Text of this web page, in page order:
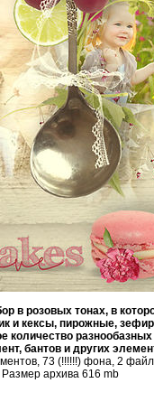
в розовых тонах, в
и кексы, пирожные,
количество
бантов и других
73 (!!!!!!) фона, 2
Размер архива 616 mb